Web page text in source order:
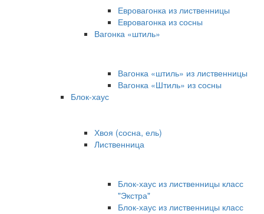
Евровагонка из лиственницы
Евровагонка из сосны
Вагонка «штиль»
Вагонка «штиль» из лиственницы
Вагонка «Штиль» из сосны
Блок-хаус
Хвоя (сосна, ель)
Лиственница
Блок-хаус из лиственницы класс
"Экстра"
Блок-хаус из лиственницы класс